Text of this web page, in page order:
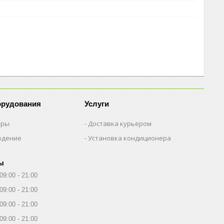
Услуги
Доставка курьером
Установка кондиционера
09:00
21:00
09:00
21:00
09:00
21:00
09:00 21:00